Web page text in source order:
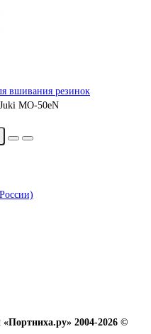
вшивания резинок
Juki MO-50eN
2004-2026 ©